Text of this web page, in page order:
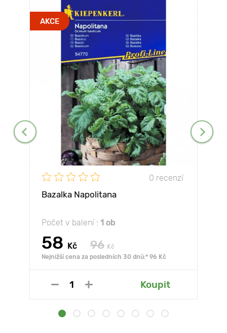
AKCE
0 recenzí
Bazalka Napolitana
Počet v balení : 1 ob
58 Kč 96 Kč
Nejnižší cena za posledních 30 dnů:* 96 Kč
Koupit